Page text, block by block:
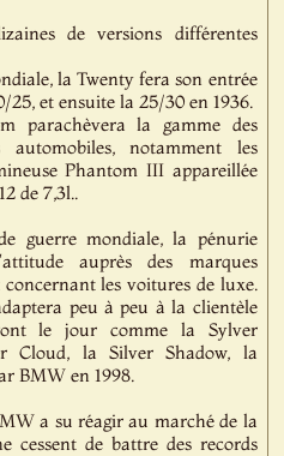
de versions différentes
la Twenty fera son entrée
et ensuite la 25/30 en 1936.
parachèvera la gamme des
automobiles, notamment les
Phantom III appareillée
de 7,3l..
guerre mondiale, la pénurie
auprès des marques
les voitures de luxe.
peu à peu à la clientèle
le jour comme la Sylver
Cloud, la Silver Shadow, la
BMW en 1998.
a su réagir au marché de la
cessent de battre des records